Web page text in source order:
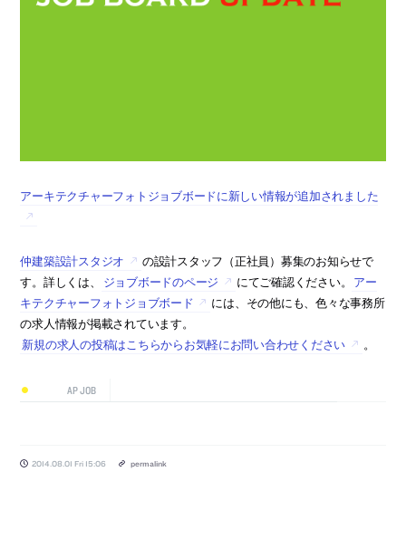
アーキテクチャーフォトジョブボードに新しい情報が追加されました
仲建築設計スタジオ
の設計スタッフ（正社員）募集のお知らせで
す。詳しくは、
ジョブボードのページ にてご確認ください。 アー
キテクチャーフォトジョブボード
には、その他にも、色々な事務所
の求人情報が掲載されています。
新規の求人の投稿はこちらからお気軽にお問い合わせください
。
AP JOB
2014.08.01 Fri 15:06 permalink